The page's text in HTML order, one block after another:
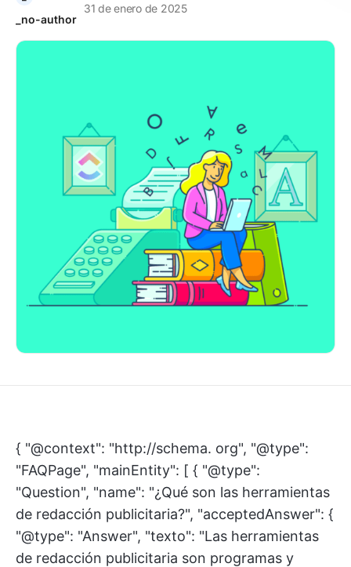
_no-author
31 de enero de 2025
{ "@context": "http://schema. org", "@type":
"FAQPage", "mainEntity": [ { "@type":
"Question", "name": "¿Qué son las herramientas
de redacción publicitaria?", "acceptedAnswer": {
"@type": "Answer", "texto": "Las herramientas
de redacción publicitaria son programas y